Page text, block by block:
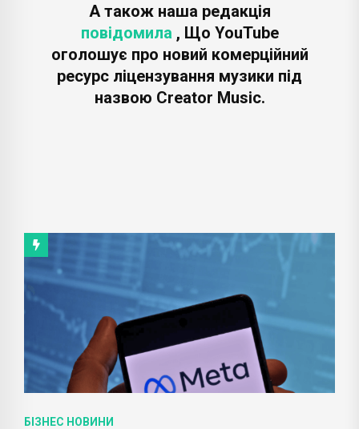
А також наша редакція
повідомила , Що YouTube
оголошує про новий комерційний
ресурс ліцензування музики під
назвою Creator Music.
БІЗНЕС НОВИНИ